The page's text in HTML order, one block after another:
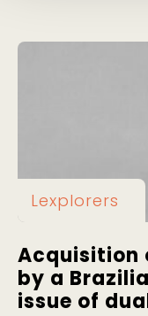
Lexplorers
Acquisition
by a
issue of